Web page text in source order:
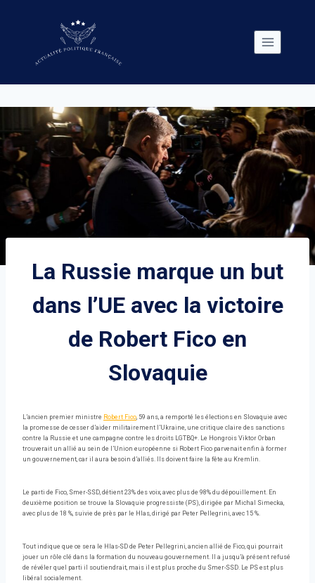
La Russie marque un but
dans l’UE avec la victoire
de Robert Fico en
Slovaquie
L’ancien premier ministre Robert Fico, 59 ans, a remporté les élections en Slovaquie avec
la promesse de cesser d’aider militairement l’Ukraine, une critique claire des sanctions
contre la Russie et une campagne contre les droits LGTBQ+. Le Hongrois Viktor Orban
trouverait un allié au sein de l’Union européenne si Robert Fico parvenait enfin à former
un gouvernement, car il aura besoin d’alliés. Ils doivent faire la fête au Kremlin.
Le parti de Fico, Smer-SSD, détient 23% des voix, avec plus de 98% du dépouillement. En
deuxième position se trouve la Slovaquie progressiste (PS), dirigée par Michal Simecka,
avec plus de 18 %, suivie de près par le Hlas, dirigé par Peter Pellegrini, avec 15 %.
Tout indique que ce sera le Hlas-SD de Peter Pellegrini, ancien allié de Fico, qui pourrait
jouer un rôle clé dans la formation du nouveau gouvernement. Il a jusqu’à présent refusé
de révéler quel parti il ​​soutiendrait, mais il est plus proche du Smer-SSD. Le PS est plus
libéral socialement.